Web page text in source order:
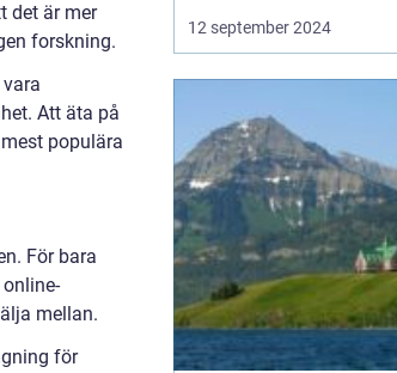
det är mer
forskning.
Att äta på
populära
För bara
mellan.
för
perfekt kombination av
idyllisk landsbygd,
dessa vyer finns mysiga
pensionat som erbarkar
besökaren en unik inbli...
12 september 2024